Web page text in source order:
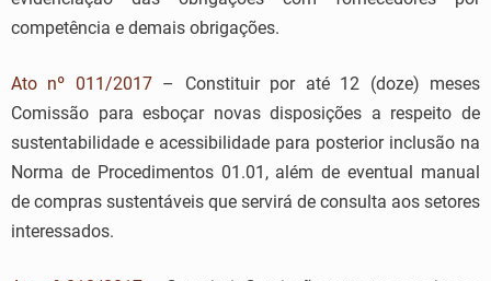
competência e demais obrigações.
Ato nº 011/2017– Constituir por até 12 (doze) meses
Comissão para esboçar novas disposições a respeito de
sustentabilidade e acessibilidade para posterior inclusão na
Norma de Procedimentos 01.01, além de eventual manual
de compras sustentáveis que servirá de consulta aos setores
interessados.